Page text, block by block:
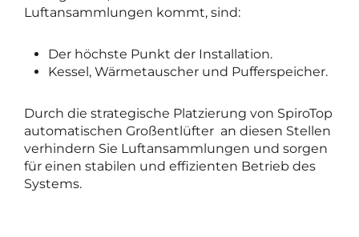
Luftansammlungen kommt, sind:
Der höchste Punkt der Installation.
Kessel, Wärmetauscher und Pufferspeicher.
Durch die strategische Platzierung von SpiroTop
automatischen Großentlüfter an diesen Stellen
verhindern Sie Luftansammlungen und sorgen
für einen stabilen und effizienten Betrieb des
Systems.